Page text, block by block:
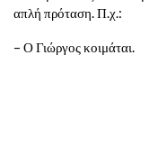
απλή πρόταση. Π.χ.:
– Ο Γιώργος κοιμάται.